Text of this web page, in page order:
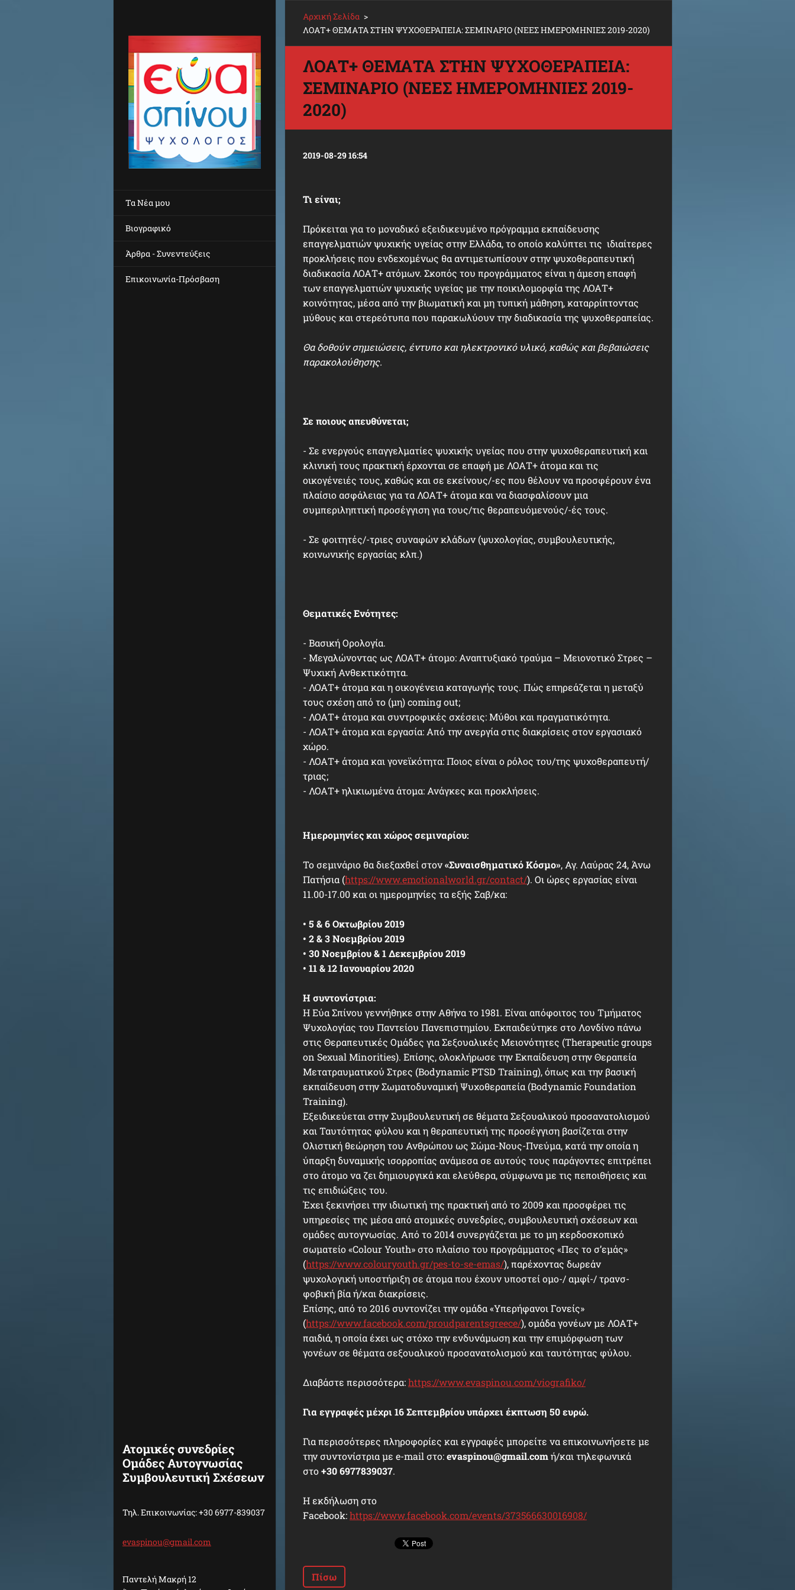
Τα Νέα μου
Βιογραφικό
Άρθρα - Συνεντεύξεις
Επικοινωνία-Πρόσβαση
Ατομικές συνεδρίες
Ομάδες Αυτογνωσίας
Συμβουλευτική Σχέσεων
Τηλ. Επικοινωνίας: +30 6977-839037
evaspinou@gmail.com
Παντελή Μακρή 12
Αρχική Σελίδα >
ΛΟΑΤ+ ΘΕΜΑΤΑ ΣΤΗΝ ΨΥΧΟΘΕΡΑΠΕΙΑ: ΣΕΜΙΝΑΡΙΟ (ΝΕΕΣ ΗΜΕΡΟΜΗΝΙΕΣ 2019-2020)
ΛΟΑΤ+ ΘΕΜΑΤΑ ΣΤΗΝ ΨΥΧΟΘΕΡΑΠΕΙΑ:
ΣΕΜΙΝΑΡΙΟ (ΝΕΕΣ ΗΜΕΡΟΜΗΝΙΕΣ 2019-
2020)
2019-08-29 16:54
Τι είναι;
Πρόκειται για το μοναδικό εξειδικευμένο πρόγραμμα εκπαίδευσης
επαγγελματιών ψυχικής υγείας στην Ελλάδα, το οποίο καλύπτει τις ιδιαίτερες
προκλήσεις που ενδεχομένως θα αντιμετωπίσουν στην ψυχοθεραπευτική
διαδικασία ΛΟΑΤ+ ατόμων. Σκοπός του προγράμματος είναι η άμεση επαφή
των επαγγελματιών ψυχικής υγείας με την ποικιλομορφία της ΛΟΑΤ+
κοινότητας, μέσα από την βιωματική και μη τυπική μάθηση, καταρρίπτοντας
μύθους και στερεότυπα που παρακωλύουν την διαδικασία της ψυχοθεραπείας.
Θα δοθούν σημειώσεις, έντυπο και ηλεκτρονικό υλικό, καθώς και βεβαιώσεις
παρακολούθησης.
Σε ποιους απευθύνεται;
- Σε ενεργούς επαγγελματίες ψυχικής υγείας που στην ψυχοθεραπευτική και
κλινική τους πρακτική έρχονται σε επαφή με ΛΟΑΤ+ άτομα και τις
οικογένειές τους, καθώς και σε εκείνους/-ες που θέλουν να προσφέρουν ένα
πλαίσιο ασφάλειας για τα ΛΟΑΤ+ άτομα και να διασφαλίσουν μια
συμπεριληπτική προσέγγιση για τους/τις θεραπευόμενούς/-ές τους.
- Σε φοιτητές/-τριες συναφών κλάδων (ψυχολογίας, συμβουλευτικής,
κοινωνικής εργασίας κλπ.)
Θεματικές Ενότητες:
- Βασική Ορολογία.
- Μεγαλώνοντας ως ΛΟΑΤ+ άτομο: Αναπτυξιακό τραύμα – Μειονοτικό Στρες –
Ψυχική Ανθεκτικότητα.
- ΛΟΑΤ+ άτομα και η οικογένεια καταγωγής τους. Πώς επηρεάζεται η μεταξύ
τους σχέση από το (μη) coming out;
- ΛΟΑΤ+ άτομα και συντροφικές σχέσεις: Μύθοι και πραγματικότητα.
- ΛΟΑΤ+ άτομα και εργασία: Από την ανεργία στις διακρίσεις στον εργασιακό
χώρο.
- ΛΟΑΤ+ άτομα και γονεϊκότητα: Ποιος είναι ο ρόλος του/της ψυχοθεραπευτή/
τριας;
- ΛΟΑΤ+ ηλικιωμένα άτομα: Ανάγκες και προκλήσεις.
Ημερομηνίες και χώρος σεμιναρίου:
Το σεμινάριο θα διεξαχθεί στον«Συναισθηματικό Κόσμο», Αγ. Λαύρας 24, Άνω
Πατήσια (https://www.emotionalworld.gr/contact/). Οι ώρες εργασίας είναι
11.00-17.00 και οι ημερομηνίες τα εξής Σαβ/κα:
• 5 & 6 Οκτωβρίου 2019
• 2 & 3 Νοεμβρίου 2019
• 30 Νοεμβρίου & 1 Δεκεμβρίου 2019
• 11 & 12 Ιανουαρίου 2020
Η συντονίστρια:
Η Εύα Σπίνου γεννήθηκε στην Αθήνα το 1981. Είναι απόφοιτος του Τμήματος
Ψυχολογίας του Παντείου Πανεπιστημίου. Εκπαιδεύτηκε στο Λονδίνο πάνω
στις Θεραπευτικές Ομάδες για Σεξουαλικές Μειονότητες (Therapeutic groups
on Sexual Minorities). Επίσης, ολοκλήρωσε την Εκπαίδευση στην Θεραπεία
Μετατραυματικού Στρες (Bodynamic PTSD Training), όπως και την βασική
εκπαίδευση στην Σωματοδυναμική Ψυχοθεραπεία (Bodynamic Foundation
Training).
Εξειδικεύεται στην Συμβουλευτική σε θέματα Σεξουαλικού προσανατολισμού
και Ταυτότητας φύλου και η θεραπευτική της προσέγγιση βασίζεται στην
Ολιστική θεώρηση του Ανθρώπου ως Σώμα-Νους-Πνεύμα, κατά την οποία η
ύπαρξη δυναμικής ισορροπίας ανάμεσα σε αυτούς τους παράγοντες επιτρέπει
στο άτομο να ζει δημιουργικά και ελεύθερα, σύμφωνα με τις πεποιθήσεις και
τις επιδιώξεις του.
Έχει ξεκινήσει την ιδιωτική της πρακτική από το 2009 και προσφέρει τις
υπηρεσίες της μέσα από ατομικές συνεδρίες, συμβουλευτική σχέσεων και
ομάδες αυτογνωσίας. Από το 2014 συνεργάζεται με το μη κερδοσκοπικό
σωματείο «Colour Youth» στο πλαίσιο του προγράμματος «Πες το σ’εμάς»
(https://www.colouryouth.gr/pes-to-se-emas/), παρέχοντας δωρεάν
ψυχολογική υποστήριξη σε άτομα που έχουν υποστεί ομο-/ αμφί-/ τρανσ-
φοβική βία ή/και διακρίσεις.
Επίσης, από το 2016 συντονίζει την ομάδα «Υπερήφανοι Γονείς»
(https://www.facebook.com/proudparentsgreece/), ομάδα γονέων με ΛΟΑΤ+
παιδιά, η οποία έχει ως στόχο την ενδυνάμωση και την επιμόρφωση των
γονέων σε θέματα σεξουαλικού προσανατολισμού και ταυτότητας φύλου.
Διαβάστε περισσότερα:https://www.evaspinou.com/viografiko/
Για εγγραφές μέχρι 16 Σεπτεμβρίου υπάρχει έκπτωση 50 ευρώ.
Για περισσότερες πληροφορίες και εγγραφές μπορείτε να επικοινωνήσετε με
την συντονίστρια με e-mail στο:evaspinou@gmail.comή/και τηλεφωνικά
στο+30 6977839037.
Η εκδήλωση στο
Facebook:https://www.facebook.com/events/373566630016908/
Πίσω